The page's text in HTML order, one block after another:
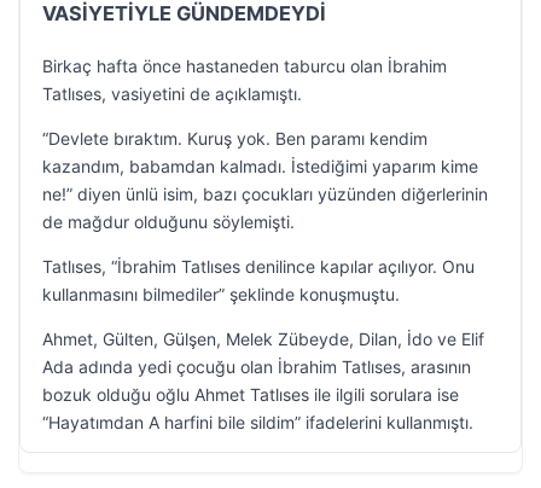
VASİYETİYLE GÜNDEMDEYDİ
Birkaç hafta önce hastaneden taburcu olan İbrahim
Tatlıses, vasiyetini de açıklamıştı.
“Devlete bıraktım. Kuruş yok. Ben paramı kendim
kazandım, babamdan kalmadı. İstediğimi yaparım kime
ne!” diyen ünlü isim, bazı çocukları yüzünden diğerlerinin
de mağdur olduğunu söylemişti.
Tatlıses, “İbrahim Tatlıses denilince kapılar açılıyor. Onu
kullanmasını bilmediler” şeklinde konuşmuştu.
Ahmet, Gülten, Gülşen, Melek Zübeyde, Dilan, İdo ve Elif
Ada adında yedi çocuğu olan İbrahim Tatlıses, arasının
bozuk olduğu oğlu Ahmet Tatlıses ile ilgili sorulara ise
“Hayatımdan A harfini bile sildim” ifadelerini kullanmıştı.